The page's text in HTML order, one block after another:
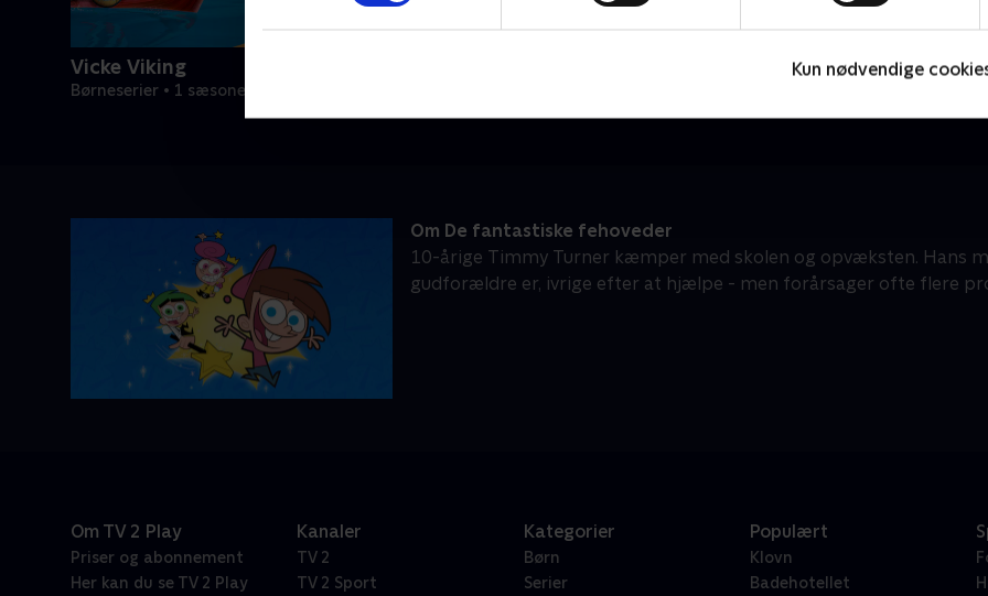
Kun nødvendige
Vicke Viking
Børneserier • 1 sæsoner
Om De fantastiske fehoveder
10-årige Timmy Turner kæmper med skolen og opvæksten. Hans
gudforældre er, ivrige efter at hjælpe - men forårsager ofte flere
Om TV 2 Play
Priser og abonnement
Her kan du se TV 2 Play
Kanaler
TV 2
TV 2 Sport
Kategorier
Børn
Serier
Populært
Klovn
Badehotellet